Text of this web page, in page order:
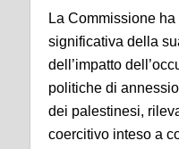
La Commissione
significativa della
dell’impatto
politiche di
dei palestinesi,
coercitivo inteso a